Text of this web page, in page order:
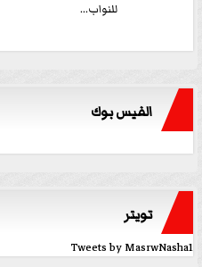
للنواب...
الفيس بوك
تويتر
Tweets by MasrwNasha1